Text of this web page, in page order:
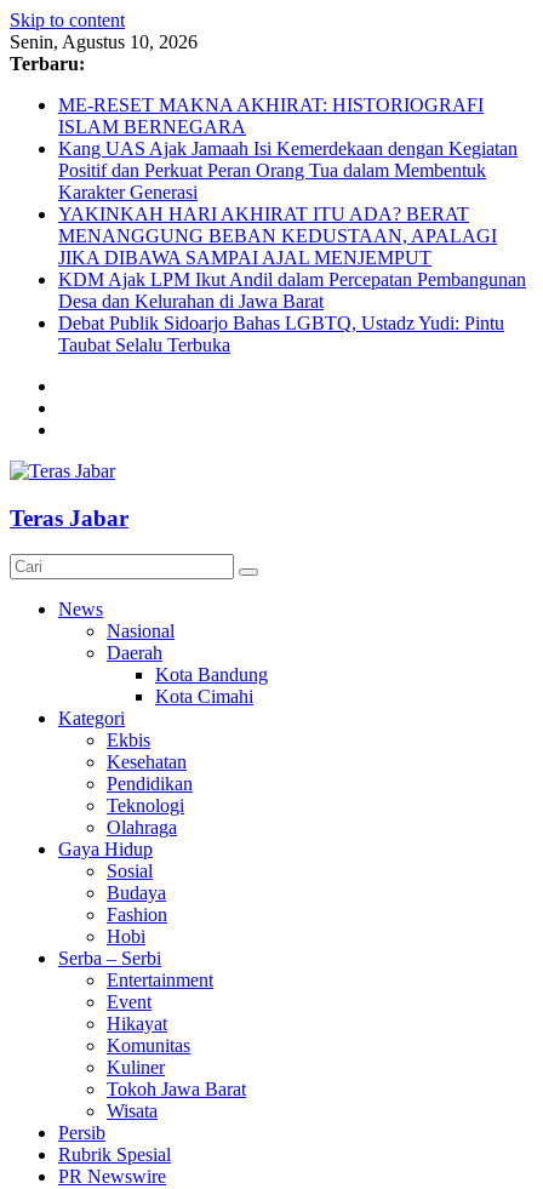
Skip to content
Senin, Agustus 10, 2026
Terbaru:
ME-RESET MAKNA AKHIRAT: HISTORIOGRAFI
ISLAM BERNEGARA
Kang UAS Ajak Jamaah Isi Kemerdekaan dengan Kegiatan
Positif dan Perkuat Peran Orang Tua dalam Membentuk
Karakter Generasi
YAKINKAH HARI AKHIRAT ITU ADA? BERAT
MENANGGUNG BEBAN KEDUSTAAN, APALAGI
JIKA DIBAWA SAMPAI AJAL MENJEMPUT
KDM Ajak LPM Ikut Andil dalam Percepatan Pembangunan
Desa dan Kelurahan di Jawa Barat
Debat Publik Sidoarjo Bahas LGBTQ, Ustadz Yudi: Pintu
Taubat Selalu Terbuka
Teras Jabar
News
Nasional
Daerah
Kota Bandung
Kota Cimahi
Kategori
Ekbis
Kesehatan
Pendidikan
Teknologi
Olahraga
Gaya Hidup
Sosial
Budaya
Fashion
Hobi
Serba – Serbi
Entertainment
Event
Hikayat
Komunitas
Kuliner
Tokoh Jawa Barat
Wisata
Persib
Rubrik Spesial
PR Newswire